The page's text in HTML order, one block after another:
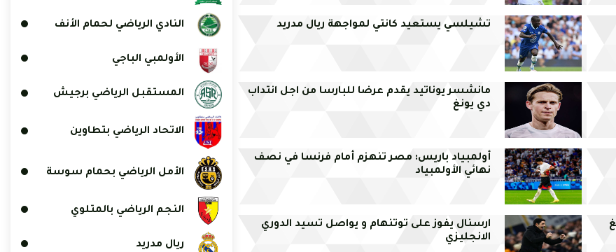
تشيلسي يستعيد كانتي لمواجهة ريال مدريد
مانشسر يوناتيد يقدم عرضا للبارسا من اجل انتداب
دي يونغ
أولمبياد باريس: مصر تنهزم أمام فرنسا في نصف
نهائي الأولمبياد
ارسنال يفوز على توتنهام و يواصل تسيد الدوري
الانجليزي
النادي الرياضي لحمام الأنف
الأولمبي الباجي
المستقبل الرياضي برجيش
الاتحاد الرياضي بتطاوين
الأمل الرياضي بحمام سوسة
النجم الرياضي بالمتلوي
ريال مدريد